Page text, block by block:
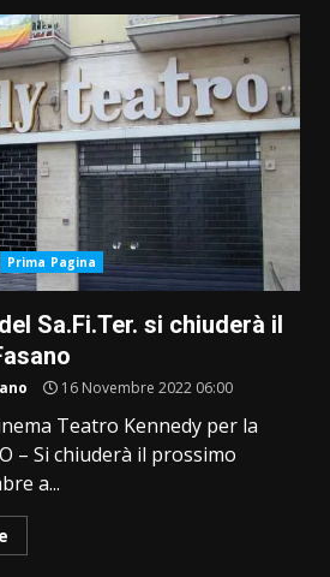
Prima Pagina
Sa.Fi.Ter. si chiuderà il
16 Novembre 2022 06:00
Teatro Kennedy per la
– Si chiuderà il prossimo
a...